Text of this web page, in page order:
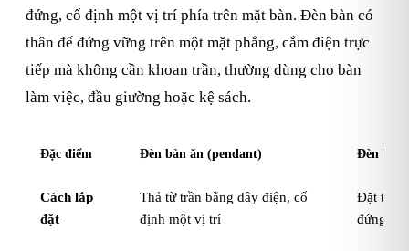
đứng, cố định một vị trí phía trên mặt bàn. Đèn bàn có
thân đế đứng vững trên một mặt phẳng, cắm điện trực
tiếp mà không cần khoan trần, thường dùng cho bàn
làm việc, đầu giường hoặc kệ sách.
Đặc điểm Đèn bàn ăn (pendant) Đèn bàn
Cách lắp
đặt
Thả từ trần bằng dây điện, cố
định một vị trí
Đặt trực
đứng